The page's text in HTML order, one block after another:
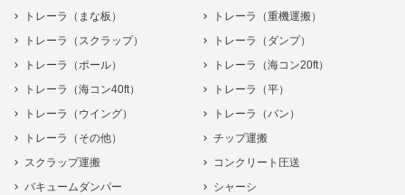
トレーラ（まな板）
トレーラ（重機運搬）
トレーラ（スクラップ）
トレーラ（ダンプ）
トレーラ（ポール）
トレーラ（海コン20ft）
トレーラ（海コン40ft）
トレーラ（平）
トレーラ（ウイング）
トレーラ（バン）
トレーラ（その他）
チップ運搬
スクラップ運搬
コンクリート圧送
バキュームダンパー
シャーシ